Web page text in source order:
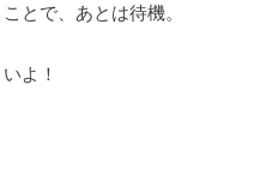
とで、あとは待機。
よ！